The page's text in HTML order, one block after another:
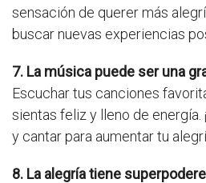
sensación de querer más
buscar nuevas experiencias
7. La música puede ser una
Escuchar tus canciones
sientas feliz y lleno de energía.
y cantar para aumentar tu
8. La alegría tiene